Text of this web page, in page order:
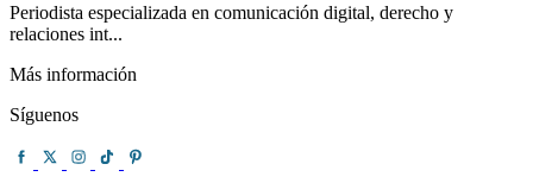
Periodista especializada en comunicación digital, derecho y
relaciones int...
Más información
Síguenos